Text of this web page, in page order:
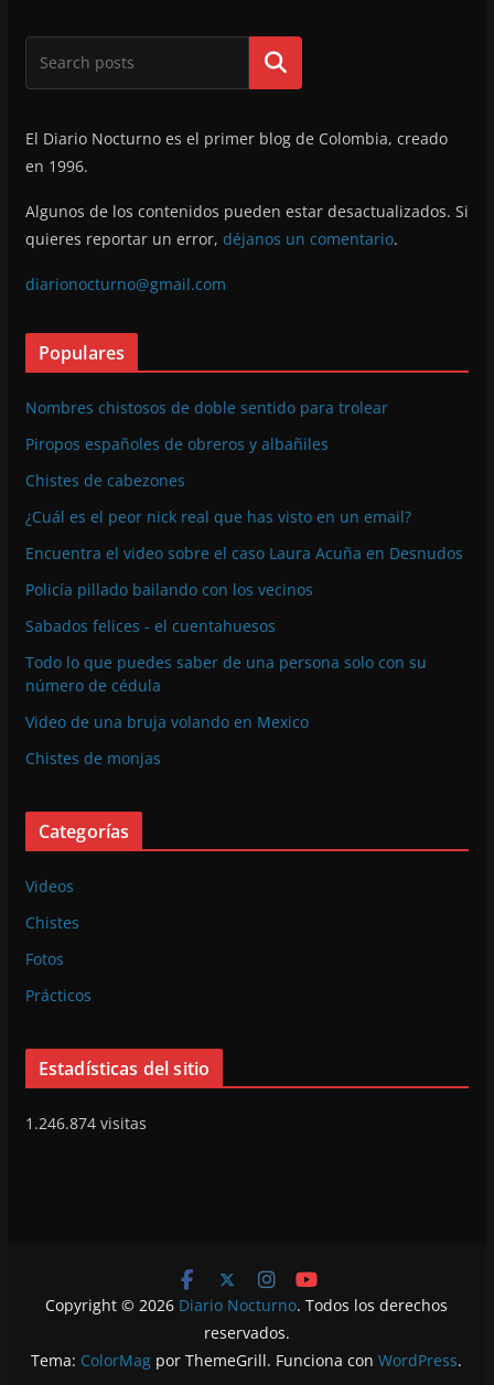
Buscar
El Diario Nocturno es el primer blog de Colombia, creado
en 1996.
Algunos de los contenidos pueden estar desactualizados. Si
quieres reportar un error, déjanos un comentario.
diarionocturno@gmail.com
Populares
Nombres chistosos de doble sentido para trolear
Piropos españoles de obreros y albañiles
Chistes de cabezones
¿Cuál es el peor nick real que has visto en un email?
Encuentra el video sobre el caso Laura Acuña en Desnudos
Policía pillado bailando con los vecinos
Sabados felices - el cuentahuesos
Todo lo que puedes saber de una persona solo con su
número de cédula
Video de una bruja volando en Mexico
Chistes de monjas
Categorías
Videos
Chistes
Fotos
Prácticos
Estadísticas del sitio
1.246.874 visitas
Copyright © 2026 Diario Nocturno. Todos los derechos
reservados.
Tema: ColorMag por ThemeGrill. Funciona conWordPress.